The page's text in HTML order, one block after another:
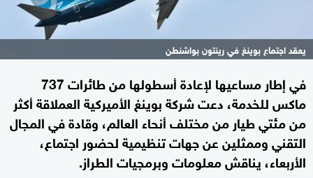
يعقد اجتماع بوينغ في رينتون بواشنطن
في إطار مساعيها لإعادة أسطولها من طائرات 737
ماكس للخدمة، دعت شركة بوينغ الأميركية العملاقة أكثر
من مئتي طيار من مختلف أنحاء العالم، وقادة في المجال
التقني وممثلين عن جهات تنظيمية لحضور اجتماع،
الأربعاء، يناقش معلومات وبرمجيات الطراز.